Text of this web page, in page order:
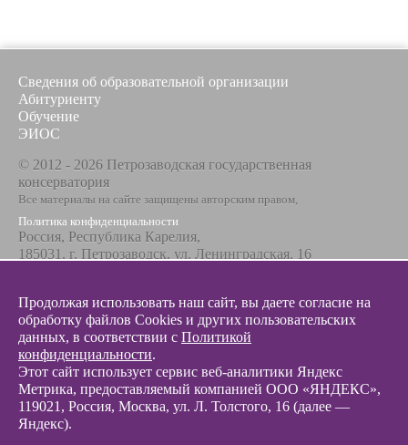
Сведения об образовательной организации
Абитуриенту
Обучение
ЭИОС
© 2012 - 2026 Петрозаводская государственная
консерватория
Все материалы на сайте защищены авторским правом,
Политика конфиденциальности
Россия, Республика Карелия,
185031, г. Петрозаводск, ул. Ленинградская, 16
+7 8142 67-23-67
Эл. почта
info@glazunovcons.ru
© 2012 - 2026 Разработка и поддержка сайта ООО «
Продолжая использовать наш сайт, вы даете согласие на
обработку файлов Cookies и других пользовательских
данных, в соответствии с Политикой
конфиденциальности.
Этот сайт использует сервис веб-аналитики Яндекс
Метрика, предоставляемый компанией ООО «ЯНДЕКС»,
119021, Россия, Москва, ул. Л. Толстого, 16 (далее —
Яндекс).